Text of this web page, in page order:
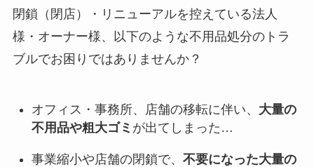
閉鎖（閉店）・リニューアルを控えている法人
様・オーナー様、以下のような不用品処分のトラ
ブルでお困りではありませんか？
オフィス・事務所、店舗の移転に伴い、 大量の
不用品や粗大ゴミ が出てしまった…
事業縮小や店舗の閉鎖で、 不要になった大量の